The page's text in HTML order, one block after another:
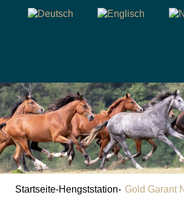
Startseite-Hengststation- Gold Garant